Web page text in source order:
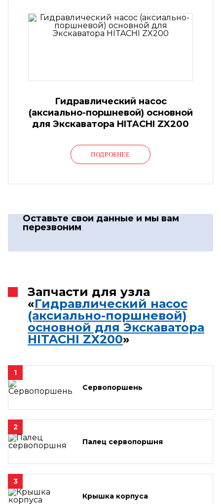
Гидравлический насос
(аксиально-поршневой) основной
для Экскаватора HITACHI ZX200
ПОДРОБНЕЕ
Оставьте свои данные и мы вам
перезвоним
Запчасти для узла
«Гидравлический насос
(аксиально-поршневой)
основной для Экскаватора
HITACHI ZX200»
1
Сервопоршень
2
Палец сервопоршня
3
Крышка корпуса